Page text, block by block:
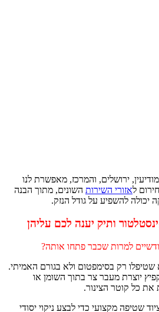
והמרכז, מאפשרת לנו
השירותהשונים, מתוך הבנה
על גודל הנזק.
ותיק יענה לכם עליהן
שכבר פתחו אותה?
בסימפטום ולא בגורם האמיתי.
מעבר צר בתוך השומן או
הצינור.
מקצועי כדי לבצע ניקוי יסודי